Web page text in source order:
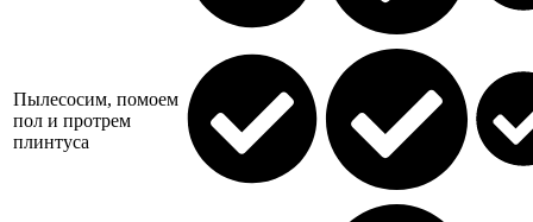
Пылесосим, помоем
пол и протрем
плинтуса